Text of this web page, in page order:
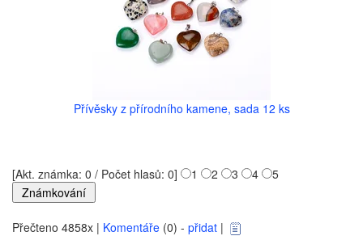
Přívěsky z přírodního kamene, sada 12 ks
[Akt. známka: 0 / Počet hlasů: 0] 1 2 3 4 5
Přečteno 4858x | Komentáře (0) - přidat |